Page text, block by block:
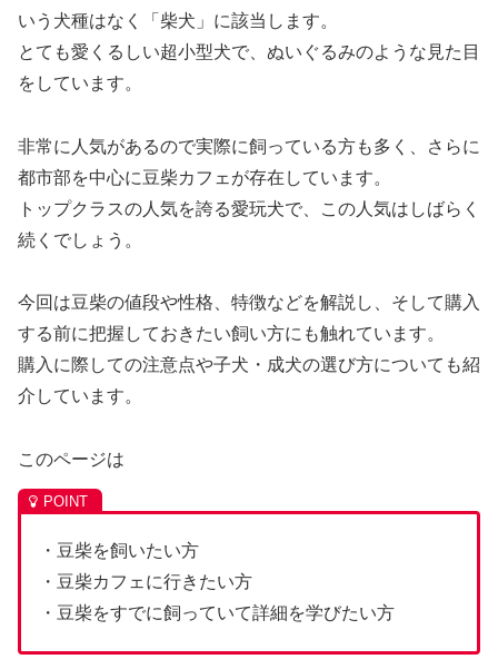
いう犬種はなく「柴犬」に該当します。
とても愛くるしい超小型犬で、ぬいぐるみのような見た目
をしています。
非常に人気があるので実際に飼っている方も多く、さらに
都市部を中心に豆柴カフェが存在しています。
トップクラスの人気を誇る愛玩犬で、この人気はしばらく
続くでしょう。
今回は豆柴の値段や性格、特徴などを解説し、そして購入
する前に把握しておきたい飼い方にも触れています。
購入に際しての注意点や子犬・成犬の選び方についても紹
介しています。
このページは
・豆柴を飼いたい方
・豆柴カフェに行きたい方
・豆柴をすでに飼っていて詳細を学びたい方